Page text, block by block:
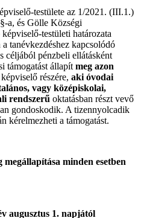
testülete az 1/2021. (III.1.)
a, és Gölle Községi
testületi határozata
tanévkezdéshez kapcsolódó
céljából pénzbeli ellátásként
támogatást állapítmeg azon
részére, aki óvodai
vagy középiskolai,
rendszerű oktatásban részt vevő
gondoskodik. A tizennyolcadik
kérelmezheti a támogatást.
minden esetben
augusztus 1. napjától